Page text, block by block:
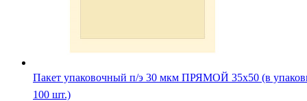
Пакет упаковочный п/э 30 мкм ПРЯМОЙ 35х50 (в
100 шт.)